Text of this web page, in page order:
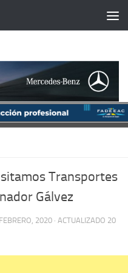
Transportes
Gálvez
2020 · ACTUALIZADO 20